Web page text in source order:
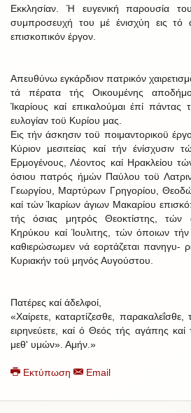
Εκκλησίαν. Ή ευγενική παρουσία
συμπροσευχή του μέ ένισχύη εις τό
επισκοπικόν έργον.
Απευθύνω εγκάρδιον πατρικόν
τά πέρατα τής Οικουμένης
Ίκαρίους καί επικαλούμαι έπί πάντας
ευλογίαν τοϋ Κυρίου μας.
Εις τήν άσκησιν τοϋ ποιμαντορικοϋ
Κύριον μεσιτείας καί τήν ένίσχυσιν
Ερμογένους, Λέοντος καί Ηρακλείου
όσιου πατρός ήμών Παύλου τοϋ
Γεωργίου, Μαρτύρων Γρηγορίου,
καί τών Ίκαρίων άγιων Μακαρίου
τής όσιας μητρός Θεοκτίστης, τών
Κηρύκου καί Ίουλιτης, τών όποιων
καθιερώσωμεν νά εορτάζεται πανηγυ-
Κυριακήν τοϋ μηνός Αυγούστου.
Πατέρες καί άδελφοί,
«Χαίρετε, καταρτίζεσθε, παρακαλεΐσθε,
ειρηνεύετε, καί ό Θεός τής αγάπης καί
μεθ' υμών». Αμήν.»
Εκτύπωση Email